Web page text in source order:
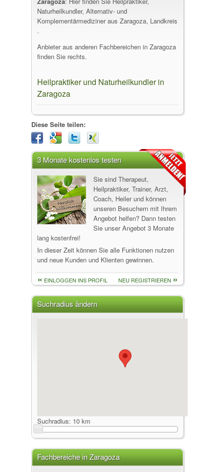
Naturheilkundler, Alternativ- und
Komplementärmediziner aus Zaragoza, Landkreis
.
Anbieter aus anderen Fachbereichen in Zaragoza
finden Sie rechts.
Heilpraktiker und Naturheilkundler in
Zaragoza
Diese Seite teilen:
3 Monate kostenlos testen
Sie sind Therapeut,
Heilpraktiker, Trainer, Arzt,
Coach, Heiler und können
unseren Besuchern mit Ihrem
Angebot helfen? Dann testen
Sie unser Angebot 3 Monate
lang kostenfrei!
In dieser Zeit können Sie alle Funktionen nutzen
und neue Kunden und Klienten gewinnen.
EINLOGGEN INS PROFIL NEU REGISTRIEREN
Suchradius ändern
Suchradius: 10 km
Fachbereiche in Zaragoza